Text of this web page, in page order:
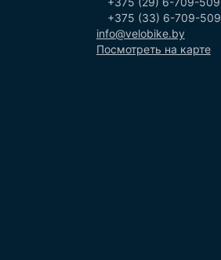
+375 (33) 6-709-509
info@velobike.by
Посмотреть на карте